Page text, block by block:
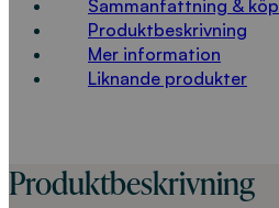
Sammanfattning & köp
Produktbeskrivning
Mer information
Liknande produkter
Produktbeskrivning